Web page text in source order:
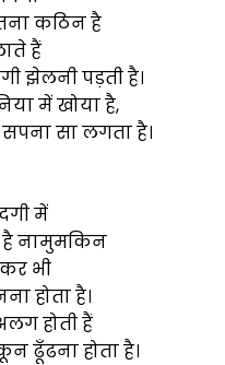
कठिन है
हैं
झेलनी पड़ती है।
में खोया है,
सा लगता है।
में
नामुमकिन
भी
होता है।
होती हैं
ढूँढना होता है।